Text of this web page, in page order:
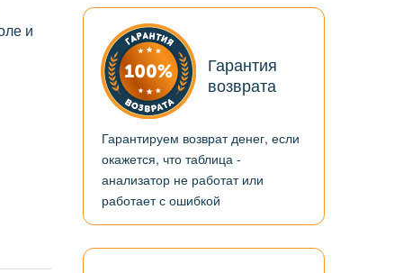
и
Гарантия
возврата
Гарантируем возврат денег, если
окажется, что таблица -
анализатор не работат или
работает с ошибкой